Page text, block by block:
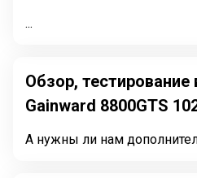
...
Обзор,
Gainward 8800GTS